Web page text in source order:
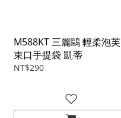
M588KT 三麗鷗 輕柔泡芙
束口手提袋 凱蒂
NT$290